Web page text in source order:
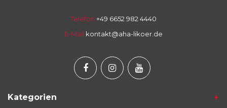
Telefon +49 6652 982 4440
E-Mail kontakt@aha-likoer.de
Kategorien